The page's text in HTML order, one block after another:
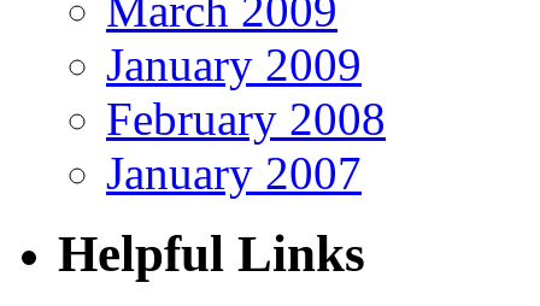
March 2009
January 2009
February 2008
January 2007
Helpful Links